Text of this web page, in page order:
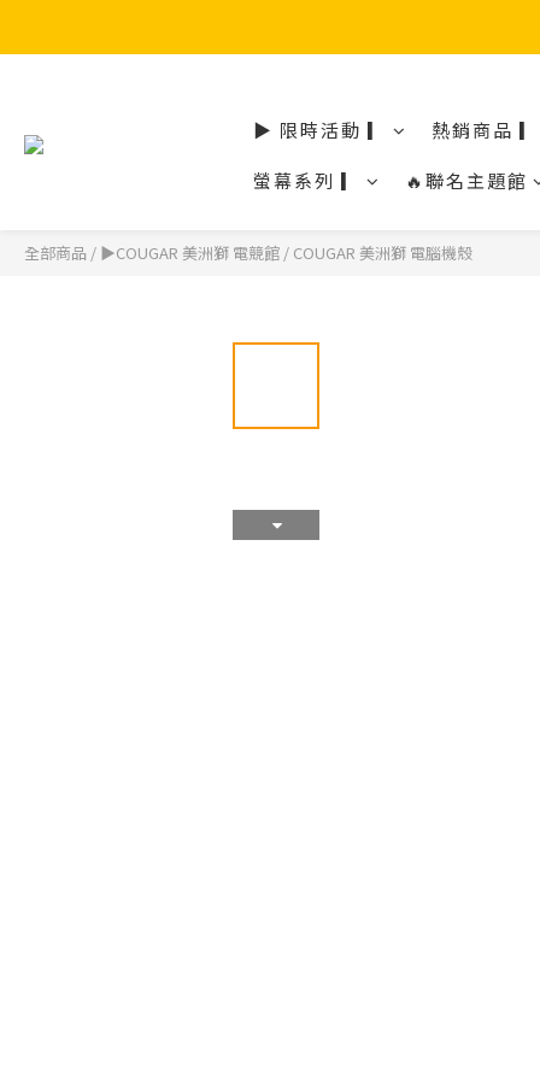
▶ 限時活動 ▎
熱銷商品 ▎
螢幕系列 ▎
🔥聯名主題館
全部商品 / ▶COUGAR 美洲獅 電競館 / COUGAR 美洲獅 電腦機殼